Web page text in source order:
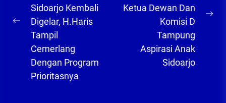
Previous
Sidoarjo Kembali
Digelar, H.Haris
Tampil
Cemerlang
Dengan Program
Prioritasnya
Ketua Dewan Dan
Komisi D
Tampung
Aspirasi Anak
Sidoarjo